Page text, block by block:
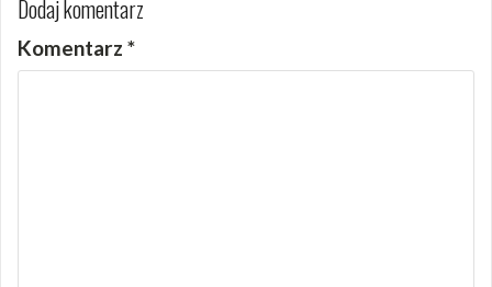
Dodaj komentarz
Komentarz *